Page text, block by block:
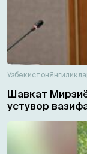
Ўзбекистон
Шавкат
устувор